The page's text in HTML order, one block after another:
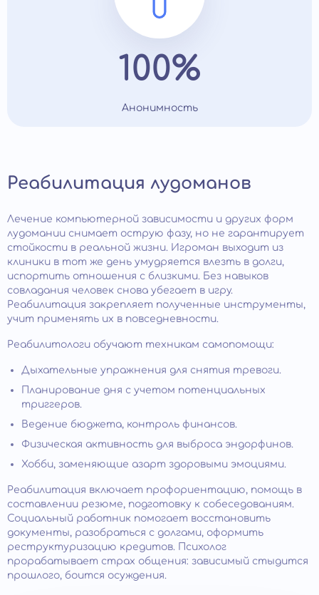
100%
Анонимность
Реабилитация лудоманов
Лечение компьютерной зависимости и других форм
лудомании снимает острую фазу, но не гарантирует
стойкости в реальной жизни. Игроман выходит из
клиники в тот же день умудряется влезть в долги,
испортить отношения с близкими. Без навыков
совладания человек снова убегает в игру.
Реабилитация закрепляет полученные инструменты,
учит применять их в повседневности.
Реабилитологи обучают техникам самопомощи:
Дыхательные упражнения для снятия тревоги.
Планирование дня с учетом потенциальных
триггеров.
Ведение бюджета, контроль финансов.
Физическая активность для выброса эндорфинов.
Хобби, заменяющие азарт здоровыми эмоциями.
Реабилитация включает профориентацию, помощь в
составлении резюме, подготовку к собеседованиям.
Социальный работник помогает восстановить
документы, разобраться с долгами, оформить
реструктуризацию кредитов. Психолог
прорабатывает страх общения: зависимый стыдится
прошлого, боится осуждения.